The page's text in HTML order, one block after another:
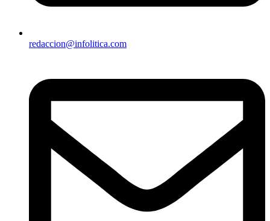
redaccion@infolitica.com